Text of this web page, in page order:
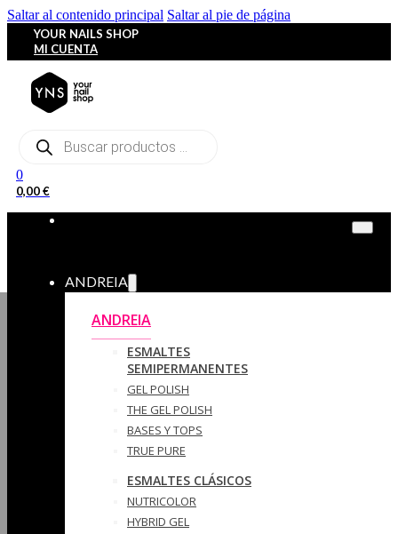
Saltar al contenido principal Saltar al pie de página
YOUR NAILS SHOP
MI CUENTA
Búsqueda
0
0,00€
ANDREIA
ANDREIA
ESMALTES
SEMIPERMANENTES
GEL POLISH
THE GEL POLISH
BASES Y‎ TOPS
TRUE PURE
ESMALTES CLÁSICOS
NUTRICOLOR
HYBRID GEL